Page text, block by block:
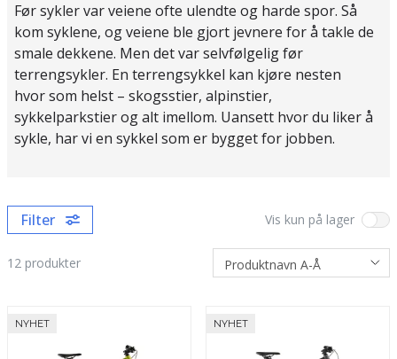
Før sykler var veiene ofte ulendte og harde spor. Så
kom syklene, og veiene ble gjort jevnere for å takle de
smale dekkene. Men det var selvfølgelig før
terrengsykler. En terrengsykkel kan kjøre nesten
hvor som helst – skogsstier, alpinstier,
sykkelparkstier og alt imellom. Uansett hvor du liker å
sykle, har vi en sykkel som er bygget for jobben.
Filter Vis kun på lager
12 produkter
NYHET NYHET